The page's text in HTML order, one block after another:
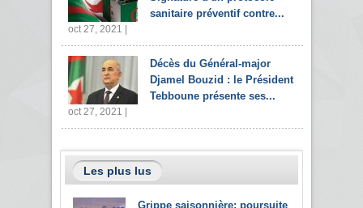
sanitaire préventif contre...
oct 27, 2021 |
Décès du Général-major
Djamel Bouzid : le Président
Tebboune présente ses...
oct 27, 2021 |
Les plus lus
Grippe saisonnière: poursuite